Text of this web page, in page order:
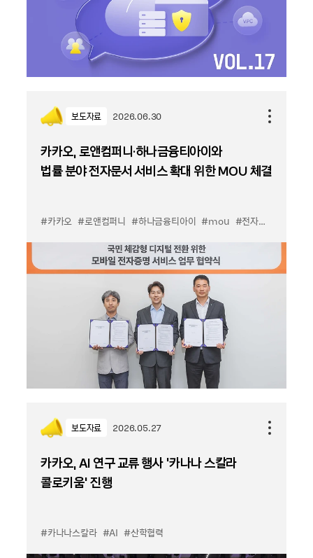
보도자료 2026.06.30
카카오, 로앤컴퍼니·하나금융티아이와
법률 분야 전자문서 서비스 확대 위한 MOU 체결
#카카오 #로앤컴퍼니 #하나금융티아이 #mou #전자문서
보도자료 2026.05.27
카카오, AI 연구 교류 행사 ‘카나나 스칼라
콜로키움’ 진행
#카나나스칼라 #AI #산학협력